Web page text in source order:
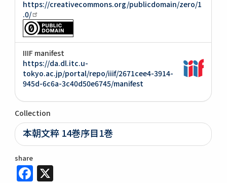
https://creativecommons.org/publicdomain/zero/1
.0/
IIIF manifest
https://da.dl.itc.u-
tokyo.ac.jp/portal/repo/iiif/2671cee4-3914-
945d-6c6a-3c40d50e6745/manifest
Collection
本朝文粹 14巻序目1巻
share
Facebook